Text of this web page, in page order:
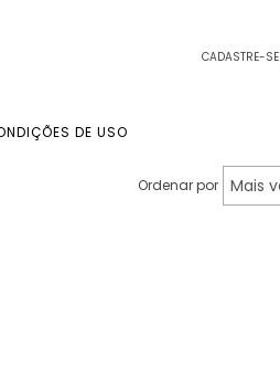
CADASTRE-SE
DE USO
Ordenar por